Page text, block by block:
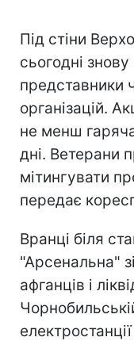
Під стіни
сьогодні
представники
організацій.
не менш
дні. Ветерани
мітингувати
передає
Вранці біля
"Арсенальна"
афганців і